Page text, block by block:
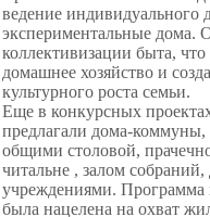
ведение индивидуального
экспериментальные дома.
коллективизации быта,
домашнее хозяйство и
культурного роста семьи.
Еще в конкурсных
предлагали дома-коммуны,
общими столовой,
читальне , залом
учреждениями.
была нацелена на охват